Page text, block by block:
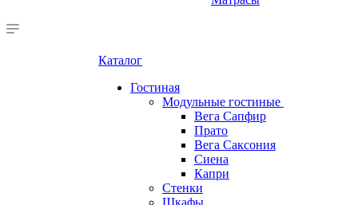
Каталог
Гостиная
Модульные гостиные
Вега Сапфир
Прато
Вега Саксония
Сиена
Капри
Стенки
Шкафы